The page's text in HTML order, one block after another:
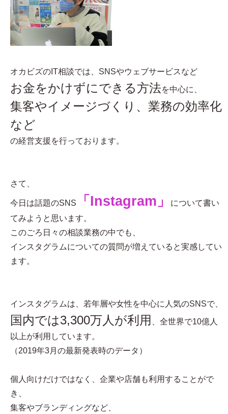
オカビズのIT相談では、SNSやウェブサービスなど
お金をかけずにできる方法を中心に、
集客やイメージづくり、業務の効率化
など
の経営支援を行っております。
さて、
今日は話題のSNS 「Instagram」
について書い
てみようと思います。
このごろ日々の相談業務の中でも、
インスタグラムについての質問が増えていると実感してい
ます。
インスタグラムは、若年層や女性を中心に人気のSNSで、
国内では3,300万人が利用
、全世界で10億人
以上が利用しています。
（2019年3月の最新発表時のデータ）
個人向けだけではなく、企業や店舗も利用することがで
き、
集客やブランディングなど、